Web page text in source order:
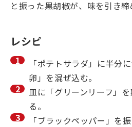
と振った黒胡椒が、味を引き締
レシピ
「ポテトサラダ」に半分
卵」を混ぜ込む。
皿に「グリーンリーフ」
る。
「ブラックペッパー」を